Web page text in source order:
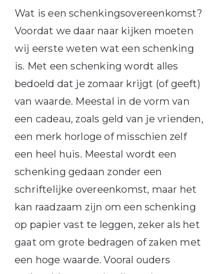
Wat is een schenkingsovereenkomst?
Voordat we daar naar kijken moeten
wij eerste weten wat een schenking
is. Met een schenking wordt alles
bedoeld dat je zomaar krijgt (of geeft)
van waarde. Meestal in de vorm van
een cadeau, zoals geld van je vrienden,
een merk horloge of misschien zelf
een heel huis. Meestal wordt een
schenking gedaan zonder een
schriftelijke overeenkomst, maar het
kan raadzaam zijn om een schenking
op papier vast te leggen, zeker als het
gaat om grote bedragen of zaken met
een hoge waarde. Vooral ouders